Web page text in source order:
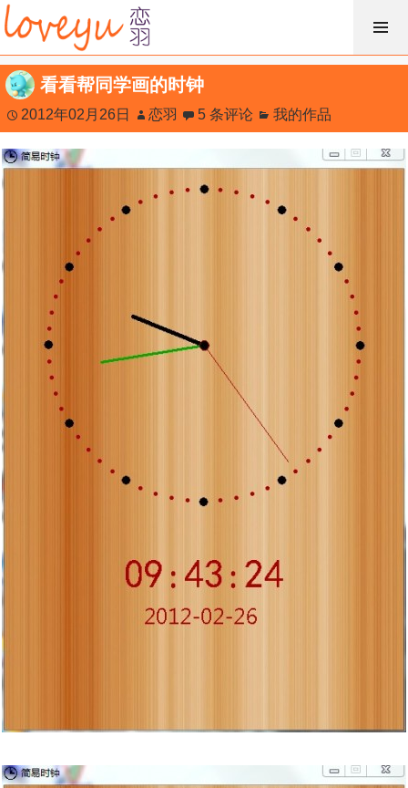
跳
过
内
容
看看帮同学画的时钟
2012年02月26日 恋羽 5 条评论 我的作品